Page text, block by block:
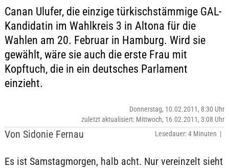
Canan Ulufer, die einzige türkischstämmige GAL-
Kandidatin im Wahlkreis 3 in Altona für die
Wahlen am 20. Februar in Hamburg. Wird sie
gewählt, wäre sie auch die erste Frau mit
Kopftuch, die in ein deutsches Parlament
einzieht.
Von Sidonie Fernau
Donnerstag, 10.02.2011, 8:30 Uhr
zuletzt aktualisiert: Mittwoch, 16.02.2011, 3:08 Uhr
Lesedauer: 4 Minuten |
Es ist Samstagmorgen, halb acht. Nur vereinzelt sieht